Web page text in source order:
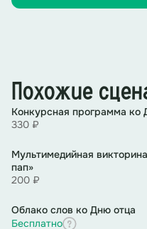
Похожие
Конкурсная программа ко
330 ₽
Мультимедийная
пап»
200 ₽
Облако слов ко Дню отца
Бесплатно